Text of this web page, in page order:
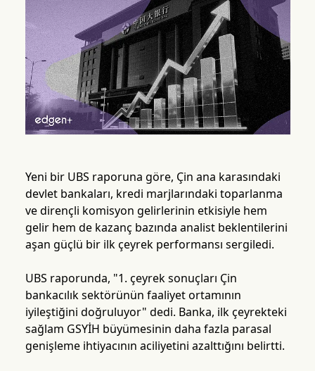
Yeni bir UBS raporuna göre, Çin ana karasındaki
devlet bankaları, kredi marjlarındaki toparlanma
ve dirençli komisyon gelirlerinin etkisiyle hem
gelir hem de kazanç bazında analist beklentilerini
aşan güçlü bir ilk çeyrek performansı sergiledi.
UBS raporunda, "1. çeyrek sonuçları Çin
bankacılık sektörünün faaliyet ortamının
iyileştiğini doğruluyor" dedi. Banka, ilk çeyrekteki
sağlam GSYİH büyümesinin daha fazla parasal
genişleme ihtiyacının aciliyetini azalttığını belirtti.